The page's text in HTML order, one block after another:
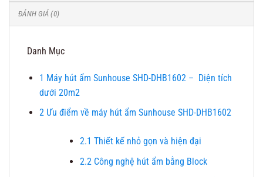
ĐÁNH GIÁ (0)
Danh Mục
1 Máy hút ẩm Sunhouse SHD-DHB1602 – Diện tích
dưới 20m2
2Ưu điểm về máy hút ẩm Sunhouse SHD-DHB1602
2.1 Thiết kế nhỏ gọn và hiện đại
2.2Công nghệ hút ẩm bằng Block